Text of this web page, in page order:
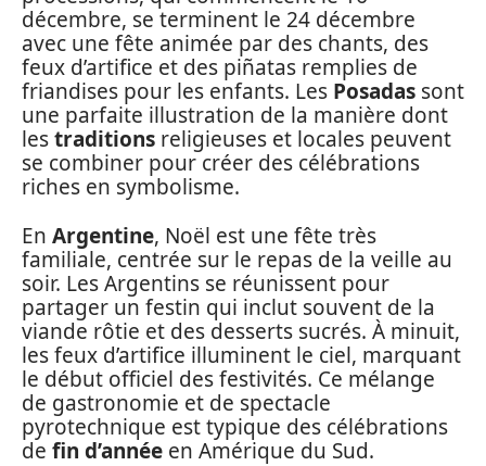
décembre, se terminent le 24 décembre
avec une fête animée par des chants, des
feux d’artifice et des piñatas remplies de
friandises pour les enfants. Les Posadas sont
une parfaite illustration de la manière dont
lestraditions religieuses et locales peuvent
se combiner pour créer des célébrations
riches en symbolisme.
En Argentine, Noël est une fête très
familiale, centrée sur le repas de la veille au
soir. Les Argentins se réunissent pour
partager un festin qui inclut souvent de la
viande rôtie et des desserts sucrés. À minuit,
les feux d’artifice illuminent le ciel, marquant
le début officiel des festivités. Ce mélange
de gastronomie et de spectacle
pyrotechnique est typique des célébrations
de fin d’année en Amérique du Sud.